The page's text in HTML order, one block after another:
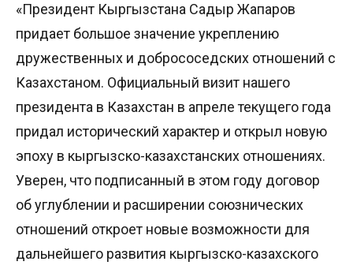
«Президент Кыргызстана Садыр Жапаров
придает большое значение укреплению
дружественных и добрососедских отношений с
Казахстаном. Официальный визит нашего
президента в Казахстан в апреле текущего года
придал исторический характер и открыл новую
эпоху в кыргызско-казахстанских отношениях.
Уверен, что подписанный в этом году договор
об углублении и расширении союзнических
отношений откроет новые возможности для
дальнейшего развития кыргызско-казахского